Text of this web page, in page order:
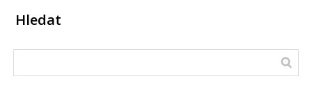
Hledat